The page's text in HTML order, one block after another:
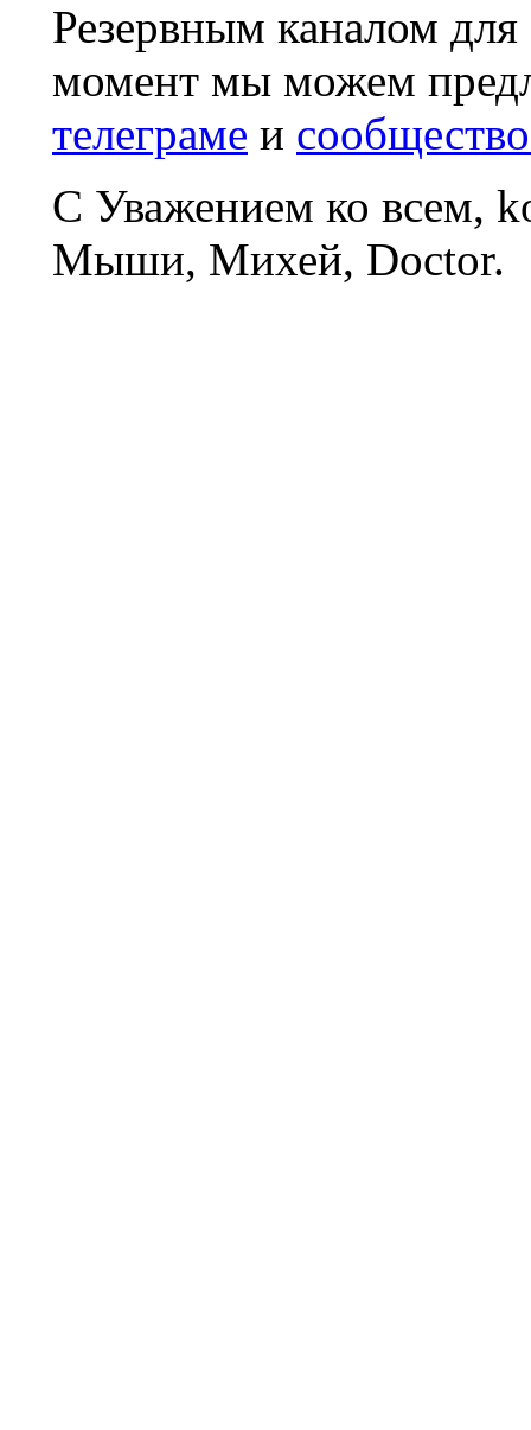
Резервным каналом
момент мы можем
телеграме и
С Уважением ко всем,
Мыши, Михей, Doctor.